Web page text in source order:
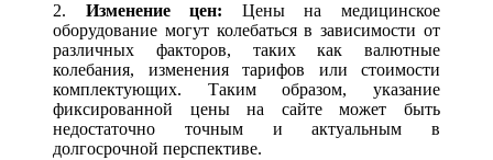
2. Изменение цен: Цены на медицинское
оборудование могут колебаться в зависимости от
различных факторов, таких как валютные
колебания, изменения тарифов или стоимости
комплектующих. Таким образом, указание
фиксированной цены на сайте может быть
недостаточно точным и актуальным в
долгосрочной перспективе.